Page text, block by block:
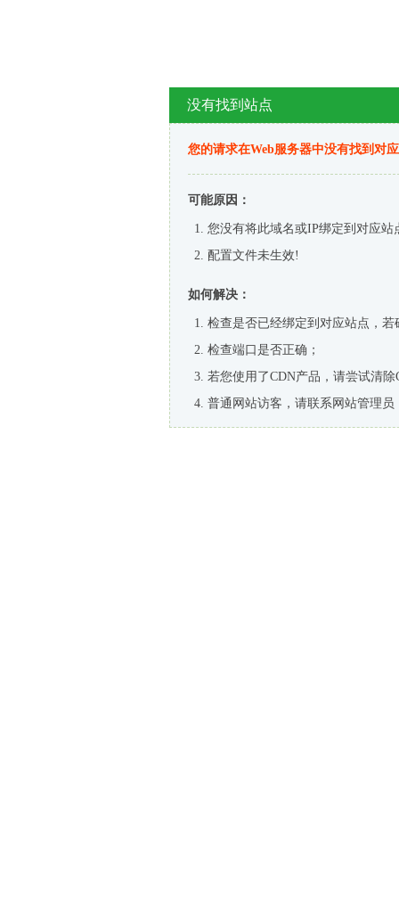
没有找到站点
您的请求在Web服务器中没有找到对
可能原因：
您没有将此域名或IP绑定到对应站
配置文件未生效!
如何解决：
检查是否已经绑定到对应站点，
检查端口是否正确；
若您使用了CDN产品，请尝试清除
普通网站访客，请联系网站管理员